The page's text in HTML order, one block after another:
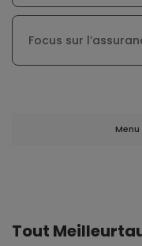
Focus sur
Tout